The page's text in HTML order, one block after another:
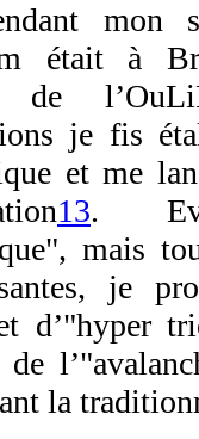
mon
était à
de
je fis
et me
13.
mais
je
d’"hyper
la